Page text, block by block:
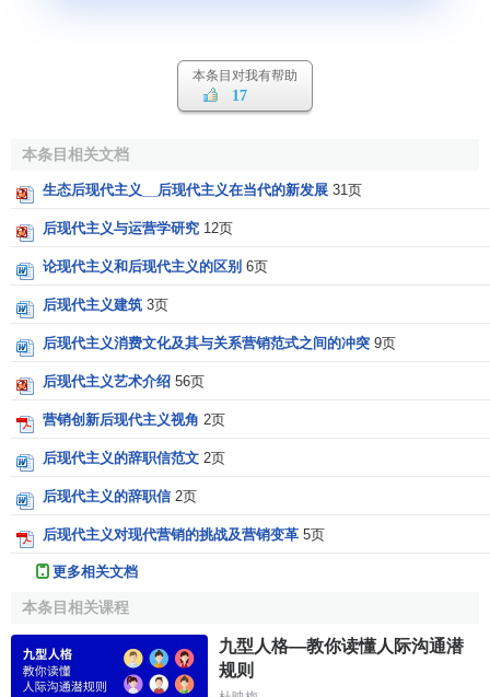
关注，引起不同建筑师的大胆创作，发展出既独特又多元化
的后现代式建筑方案。而哲学界则先后出现不同
的哲学文本，可算是法国的
是不讲道德，而是反统一道德；不是否认真理，而是设定有
许多真理的可能性，从个人的角度、情境的、
的、甚至是性的角度。后现代主义反对连贯的、权威的、确
定的解释（包括对圣经，和其它信仰宣告）。个人的经验、
解构文本、意义、表征和符号。后现代主义认为对给定
的一个文本、表征和符号有无限多层面的解释可能性。这
样，字面意思和传统解释就要让位给作者意图和读者反映。
这样，男性传统的解释就被女权主义者和被边缘化了的解释
批评权利和信仰的系统
利益，而非长期忠诚；信仰的好坏基于对其的个人体验。在
西方，后现代主义与无政治信仰相联系；在灵命生活里，它
是折衷主义（全凭在
服的感觉）。后现代主义的反“元解释”和“文本意义”也为其本
由于后现代主义的无中心意识和多元
本条目对我有帮助
17
本条目相关文档
生态后现代主义__后现代主义在当代的新发展 31页
后现代主义与运营学研究 12页
论现代主义和后现代主义的区别 6页
后现代主义建筑 3页
后现代主义消费文化及其与关系营销范式之间的冲突 9页
后现代主义艺术介绍 56页
营销创新后现代主义视角 2页
后现代主义的辞职信范文 2页
后现代主义的辞职信 2页
后现代主义对现代营销的挑战及营销变革 5页
更多相关文档
本条目相关课程
九型人格—教你读懂人际沟通潜
规则